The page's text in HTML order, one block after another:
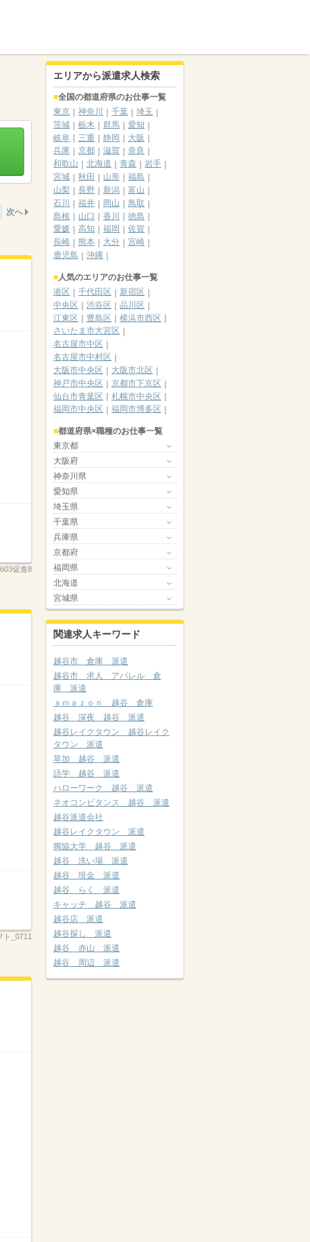
次へ
促進8
ト_0711
エリアから派遣求人検索
全国の都道府県のお仕事一覧
東京
神奈川 千葉
埼玉
茨城
栃木 群馬
愛知
岐阜
三重 静岡
大阪
兵庫
京都 滋賀
奈良
和歌山
北海道 青森
岩手
宮城
秋田 山形
福島
山梨
長野 新潟
富山
石川
福井 岡山
鳥取
島根
山口 香川
徳島
愛媛
高知 福岡
佐賀
長崎
熊本 大分
宮崎
鹿児島
沖縄
人気のエリアのお仕事一覧
港区
千代田区
新宿区
中央区
渋谷区
品川区
江東区
豊島区
横浜市西区
さいたま市大宮区
名古屋市中区
名古屋市中村区
大阪市中央区
大阪市北区
神戸市中央区
京都市下京区
仙台市青葉区
札幌市中央区
福岡市中央区
福岡市博多区
都道府県×職種のお仕事一覧
東京都
大阪府
神奈川県
愛知県
埼玉県
千葉県
兵庫県
京都府
福岡県
北海道
宮城県
関連求人キーワード
越谷市 倉庫 派遣
越谷市 求人 アパレル 倉
庫 派遣
ａｍａｚｏｎ 越谷 倉庫
越谷 深夜 越谷 派遣
越谷レイクタウン 越谷レイク
タウン 派遣
草加 越谷 派遣
語学 越谷 派遣
ハローワーク 越谷 派遣
ネオコンピタンス 越谷 派遣
越谷派遣会社
越谷レイクタウン 派遣
獨協大学 越谷 派遣
越谷 洗い場 派遣
越谷 現金 派遣
越谷 らく 派遣
キャッチ 越谷 派遣
越谷店 派遣
越谷探し 派遣
越谷 赤山 派遣
越谷 周辺 派遣